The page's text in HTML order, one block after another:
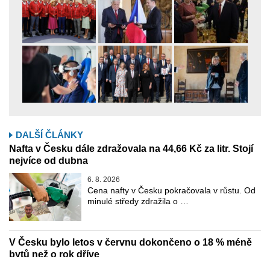
DALŠÍ ČLÁNKY
Nafta v Česku dále zdražovala na 44,66 Kč za litr. Stojí
nejvíce od dubna
6. 8. 2026
Cena nafty v Česku pokračovala v růstu. Od
minulé středy zdražila o …
V Česku bylo letos v červnu dokončeno o 18 % méně
bytů než o rok dříve